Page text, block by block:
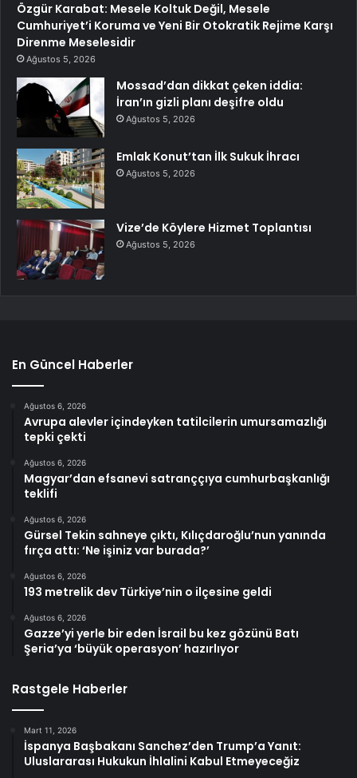
Özgür Karabat: Mesele Koltuk Değil, Mesele
Cumhuriyet’i Koruma ve Yeni Bir Otokratik Rejime Karşı
Direnme Meselesidir
Ağustos 5, 2026
Mossad’dan dikkat çeken iddia:
İran’ın gizli planı deşifre oldu
Ağustos 5, 2026
Emlak Konut’tan İlk Sukuk İhracı
Ağustos 5, 2026
Vize’de Köylere Hizmet Toplantısı
Ağustos 5, 2026
En Güncel Haberler
Ağustos 6, 2026
Avrupa alevler içindeyken tatilcilerin umursamazlığı
tepki çekti
Ağustos 6, 2026
Magyar’dan efsanevi satranççıya cumhurbaşkanlığı
teklifi
Ağustos 6, 2026
Gürsel Tekin sahneye çıktı, Kılıçdaroğlu’nun yanında
fırça attı: ‘Ne işiniz var burada?’
Ağustos 6, 2026
193 metrelik dev Türkiye’nin o ilçesine geldi
Ağustos 6, 2026
Gazze’yi yerle bir eden İsrail bu kez gözünü Batı
Şeria’ya ‘büyük operasyon’ hazırlıyor
Rastgele Haberler
Mart 11, 2026
İspanya Başbakanı Sanchez’den Trump’a Yanıt:
Uluslararası Hukukun İhlalini Kabul Etmeyeceğiz